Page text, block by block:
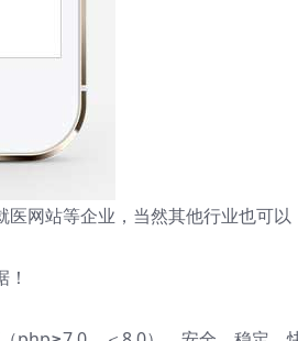
网站等企业，当然其他行业也可以